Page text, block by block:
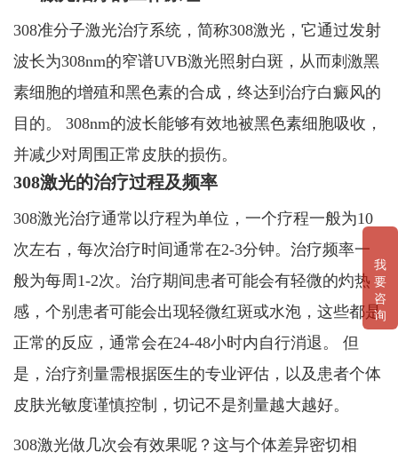
308准分子激光治疗系统，简称308激光，它通过发射
波长为308nm的窄谱UVB激光照射白斑，从而刺激黑
素细胞的增殖和黑色素的合成，终达到治疗白癜风的
目的。 308nm的波长能够有效地被黑色素细胞吸收，
并减少对周围正常皮肤的损伤。
308激光的治疗过程及频率
308激光治疗通常以疗程为单位，一个疗程一般为10
次左右，每次治疗时间通常在2-3分钟。治疗频率一
般为每周1-2次。治疗期间患者可能会有轻微的灼热
感，个别患者可能会出现轻微红斑或水泡，这些都是
正常的反应，通常会在24-48小时内自行消退。 但
是，治疗剂量需根据医生的专业评估，以及患者个体
皮肤光敏度谨慎控制，切记不是剂量越大越好。
308激光做几次会有效果呢？这与个体差异密切相
我
要
咨
询